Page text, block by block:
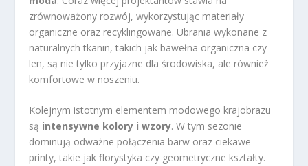
zrównoważony rozwój, wykorzystując materiały
organiczne oraz recyklingowane. Ubrania wykonane z
naturalnych tkanin, takich jak bawełna organiczna czy
len, są nie tylko przyjazne dla środowiska, ale również
komfortowe w noszeniu.
Kolejnym istotnym elementem modowego krajobrazu
są intensywne kolory i wzory. W tym sezonie
dominują odważne połączenia barw oraz ciekawe
printy, takie jak florystyka czy geometryczne kształty.